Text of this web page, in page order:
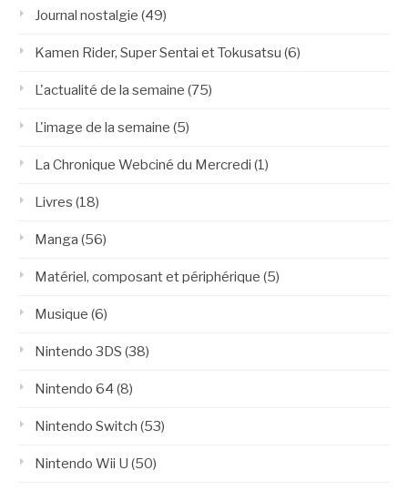
Journal nostalgie (49)
Kamen Rider, Super Sentai et Tokusatsu (6)
L'actualité de la semaine (75)
L'image de la semaine (5)
La Chronique Webciné du Mercredi (1)
Livres (18)
Manga (56)
Matériel, composant et périphérique (5)
Musique (6)
Nintendo 3DS (38)
Nintendo 64 (8)
Nintendo Switch (53)
Nintendo Wii U (50)